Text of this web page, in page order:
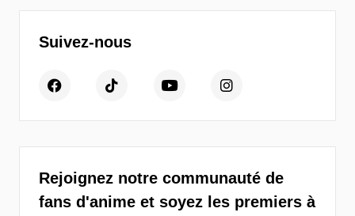
Suivez-nous
Rejoignez notre communauté de
fans d'anime et soyez les premiers à